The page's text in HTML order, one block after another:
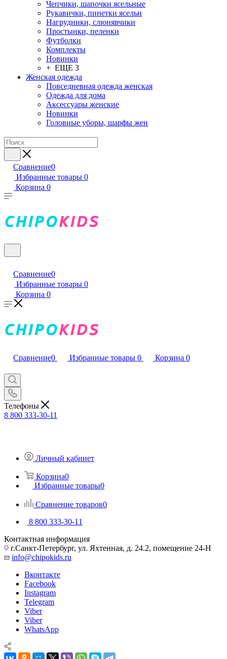
Чепчики, шапочки ясельные
Рукавички, пинетки ясельн
Нагрудники, слюнявчики
Простынки, пеленки
Футболки
Комплекты
Новинки
+ ЕЩЕ 3
Женская одежда
Повседневная одежда женская
Одежда для дома
Аксессуары женские
Новинки
Головные уборы, шарфы жен
Сравнение0
Избранные товары 0
Корзина 0
Сравнение0
Избранные товары 0
Корзина 0
Сравнение0 Избранные товары 0 Корзина 0
Телефоны
8 800 333-30-11
Личный кабинет
Корзина0
Избранные товары0
Сравнение товаров0
8 800 333-30-11
Контактная информация
г.Санкт-Петербург, ул. Яхтенная, д. 24.2, помещение 24-Н
info@chipokids.ru
Вконтакте
Facebook
Instagram
Telegram
Viber
Viber
WhatsApp